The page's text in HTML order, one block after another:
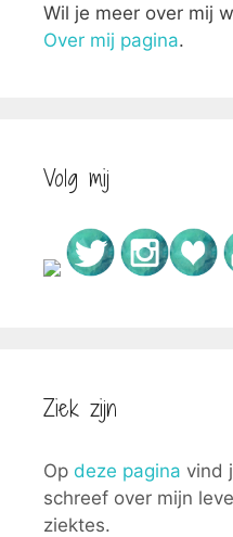
Wil je meer over mij
Over mij pagina.
Volg mij
Ziek zijn
Op deze pagina vind
schreef over mijn
ziektes.